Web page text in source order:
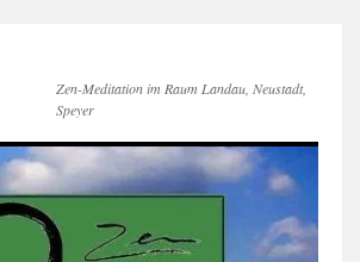
Zen-Meditation im Raum Landau, Neustadt,
Speyer